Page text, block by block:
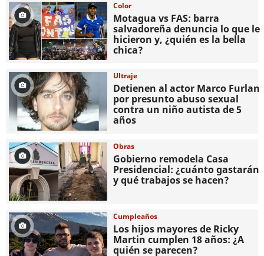
Color
Motagua vs FAS: barra
salvadoreña denuncia lo que le
hicieron y, ¿quién es la bella
chica?
Ultraje
Detienen al actor Marco Furlan
por presunto abuso sexual
contra un niño autista de 5
años
Obras
Gobierno remodela Casa
Presidencial: ¿cuánto gastarán
y qué trabajos se hacen?
Cumpleaños
Los hijos mayores de Ricky
Martin cumplen 18 años: ¿A
quién se parecen?